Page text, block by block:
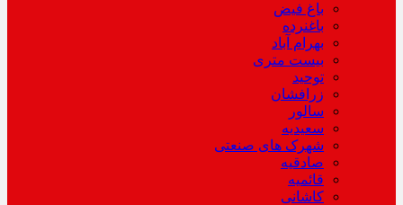
باغ فیض
باغنرده
بهرام آباد
بیست متری
توحید
زرافشان
سالور
سعیدیه
شهرک های صنعتی
صادقیه
قائمیه
کاشانی